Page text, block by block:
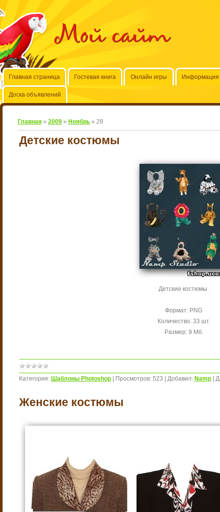
Мой сайт
Главная страница Гостевая книга Онлайн игры Информация
Доска объявлений
Главная » 2009 » Ноябрь » 29
Детские костюмы
Детские костюмы.
Формат: PNG
Количество: 33 шт.
Размер: 9 Мб.
Категория: Шаблоны Photoshop Просмотров: 523 Добавил: Namp
Женские костюмы